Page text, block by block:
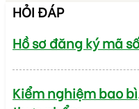
HỎI ĐÁP
Hồ sơ đăng ký mã
Kiểm nghiệm bao